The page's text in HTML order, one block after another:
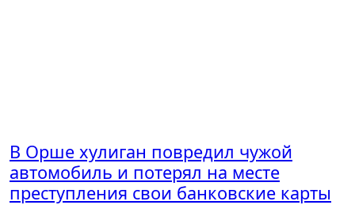
В Орше хулиган повредил чужой
автомобиль и потерял на месте
преступления свои банковские карты